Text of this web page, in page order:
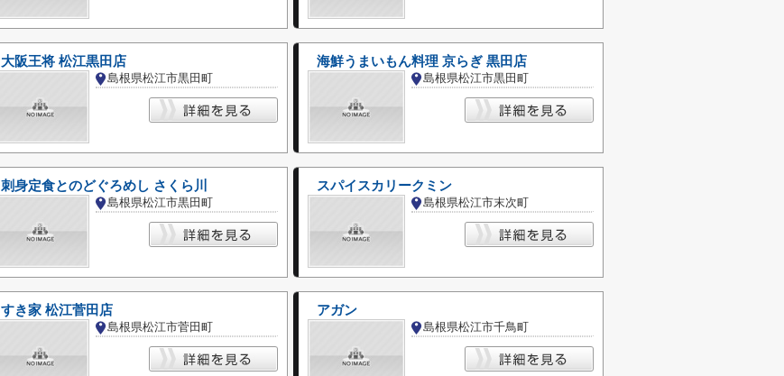
大阪王将 松江黒田店
島根県松江市黒田町
海鮮うまいもん料理 京らぎ 黒田店
島根県松江市黒田町
刺身定食とのどぐろめし さくら川
島根県松江市黒田町
スパイスカリークミン
島根県松江市末次町
すき家 松江菅田店
島根県松江市菅田町
アガン
島根県松江市千鳥町